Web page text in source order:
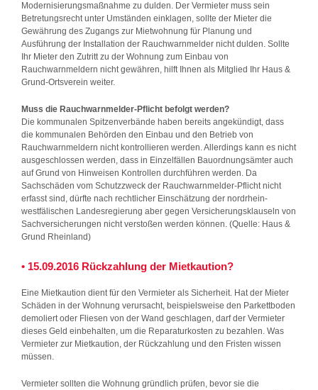
Modernisierungsmaßnahme zu dulden. Der Vermieter muss sein
Betretungsrecht unter Umständen einklagen, sollte der Mieter die
Gewährung des Zugangs zur Mietwohnung für Planung und
Ausführung der Installation der Rauchwarnmelder nicht dulden. Sollte
Ihr Mieter den Zutritt zu der Wohnung zum Einbau von
Rauchwarnmeldern nicht gewähren, hilft Ihnen als Mitglied Ihr Haus &
Grund-Ortsverein weiter.
Muss die Rauchwarnmelder-Pflicht befolgt werden?
Die kommunalen Spitzenverbände haben bereits angekündigt, dass
die kommunalen Behörden den Einbau und den Betrieb von
Rauchwarnmeldern nicht kontrollieren werden. Allerdings kann es nicht
ausgeschlossen werden, dass in Einzelfällen Bauordnungsämter auch
auf Grund von Hinweisen Kontrollen durchführen werden. Da
Sachschäden vom Schutzzweck der Rauchwarnmelder-Pflicht nicht
erfasst sind, dürfte nach rechtlicher Einschätzung der nordrhein-
westfälischen Landesregierung aber gegen Versicherungsklauseln von
Sachversicherungen nicht verstoßen werden können. (Quelle: Haus &
Grund Rheinland)
• 15.09.2016 Rückzahlung der Mietkaution?
Eine Mietkaution dient für den Vermieter als Sicherheit. Hat der Mieter
Schäden in der Wohnung verursacht, beispielsweise den Parkettboden
demoliert oder Fliesen von der Wand geschlagen, darf der Vermieter
dieses Geld einbehalten, um die Reparaturkosten zu bezahlen. Was
Vermieter zur Mietkaution, der Rückzahlung und den Fristen wissen
müssen.
Vermieter sollten die Wohnung gründlich prüfen, bevor sie die